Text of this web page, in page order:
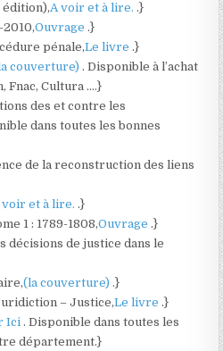
édition),A voir et à lire..}
2010,Ouvrage.}
pénale,Le livre.}
couverture). Disponible à l’achat
Fnac, Cultura ….}
des et contre les
dans toutes les bonnes
de la reconstruction des liens
voir et à lire..}
1 : 1789-1808,Ouvrage.}
décisions de justice dans le
(la couverture).}
– Justice,Le livre.}
Ici. Disponible dans toutes les
département.}